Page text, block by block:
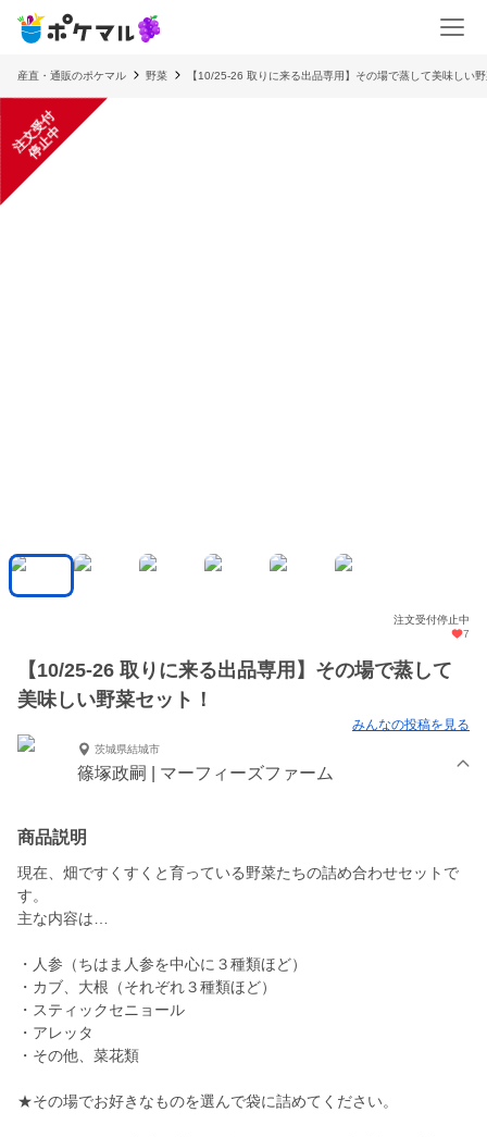
産直・通販のポケマル 野菜 【10/25-26 取りに来る出品専用】その場で蒸して美味しい
注
文
受
付
停
止
中
注文受付停止中
7
【10/25-26 取りに来る出品専用】その場で蒸して
美味しい野菜セット！
みんなの投稿を見る
茨城県結城市
篠塚政嗣 | マーフィーズファーム
商品説明
現在、畑ですくすくと育っている野菜たちの詰め合わせセットで
す。
主な内容は…
・人参（ちはま人参を中心に３種類ほど）
・カブ、大根（それぞれ３種類ほど）
・スティックセニョール
・アレッタ
・その他、菜花類
★その場でお好きなものを選んで袋に詰めてください。